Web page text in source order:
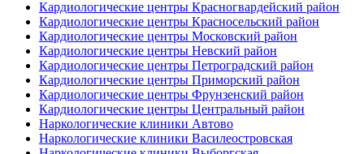
Кардиологические центры Красногвардейский район
Кардиологические центры Красносельский район
Кардиологические центры Московский район
Кардиологические центры Невский район
Кардиологические центры Петроградский район
Кардиологические центры Приморский район
Кардиологические центры Фрунзенский район
Кардиологические центры Центральный район
Наркологические клиники Автово
Наркологические клиники Василеостровская